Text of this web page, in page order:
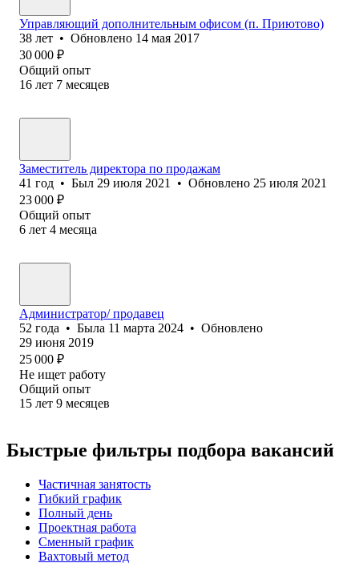
Управляющий дополнительным офисом (п. Приютово)
38 лет • Обновлено 14 мая 2017
30 000 ₽
Общий опыт
16 лет 7 месяцев
Заместитель директора по продажам
41 год • Был 29 июля 2021 • Обновлено 25 июля 2021
23 000 ₽
Общий опыт
6 лет 4 месяца
Администратор/ продавец
52 года • Была 11 марта 2024 • Обновлено
29 июня 2019
25 000 ₽
Не ищет работу
Общий опыт
15 лет 9 месяцев
Быстрые фильтры подбора вакансий
Частичная занятость
Гибкий график
Полный день
Проектная работа
Сменный график
Вахтовый метод